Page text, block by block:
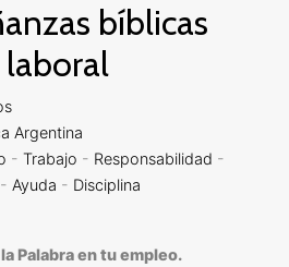
bíblicas
Argentina
- Trabajo - Responsabilidad -
- Ayuda - Disciplina
Palabra en tu empleo.